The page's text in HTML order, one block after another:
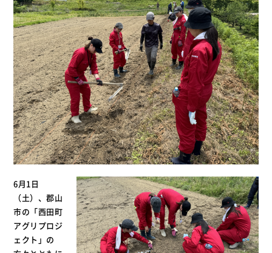
6月1日
（土）、郡山
市の「西田町
アグリプロジ
ェクト」の